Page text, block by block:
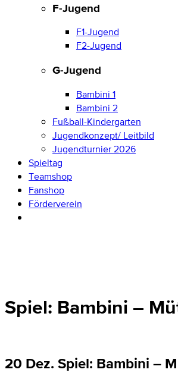
F-Jugend
F1-Jugend
F2-Jugend
G-Jugend
Bambini 1
Bambini 2
Fußball-Kindergarten
Jugendkonzept/ Leitbild
Jugendturnier 2026
Spieltag
Teamshop
Fanshop
Förderverein
Spiel: Bambini –
20 Dez. Spiel: Bambini –